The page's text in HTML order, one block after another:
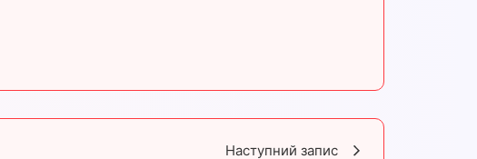
Наступний запис